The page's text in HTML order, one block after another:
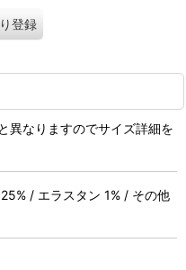
登録
異なりますのでサイズ詳細を
/ エラスタン 1% / その他